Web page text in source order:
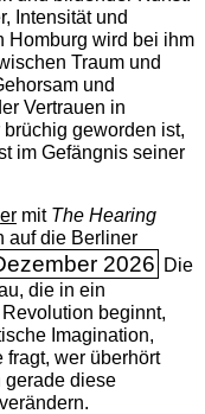
Intensität und
Homburg wird bei ihm
Traum und
und
Vertrauen in
geworden ist,
im Gefängnis seiner
mit The ­Hearing
auf die Berliner
2026 Die
die in ein
beginnt,
Imagination,
fragt, wer überhört
gerade diese